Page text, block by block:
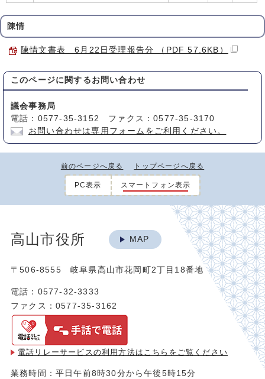
陳情
陳情文書表 6月22日受理報告分 （PDF 57.6KB）
このページに関する お問い合わせ
議会事務局
電話：0577-35-3152 ファクス：0577-35-3170
お問い合わせは専用フォームをご利用ください。
前のページへ戻る トップページへ戻る
PC表示 スマートフォン表示
高山市役所 MAP
〒506-8555 岐阜県高山市花岡町2丁目18番地
電話：0577-32-3333
ファクス：0577-35-3162
電話リレーサービスの利用方法は こちらをご覧ください
業務時間：平日午前8時30分から午後5時15分